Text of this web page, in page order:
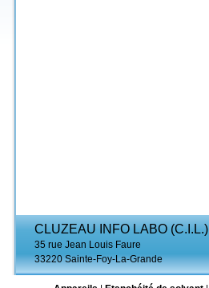
CLUZEAU INFO LABO (C.I.L.)
35 rue Jean Louis Faure
33220 Sainte-Foy-La-Grande